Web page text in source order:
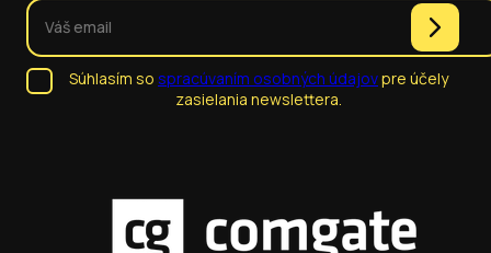
Súhlasím so spracúvaním osobných údajovpre účely
zasielania newslettera.